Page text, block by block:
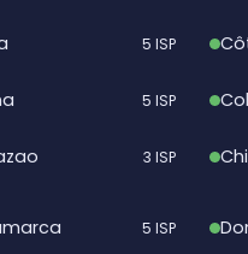
5 ISP
5 ISP
3 ISP
5 ISP